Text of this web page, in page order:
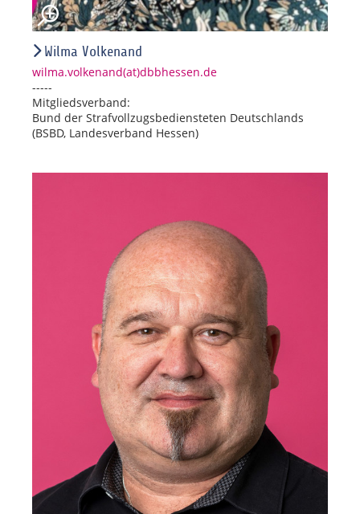
Wilma Volkenand
wilma.volkenand(at)dbbhessen.de
-----
Mitgliedsverband:
Bund der Strafvollzugsbediensteten Deutschlands
(BSBD, Landesverband Hessen)